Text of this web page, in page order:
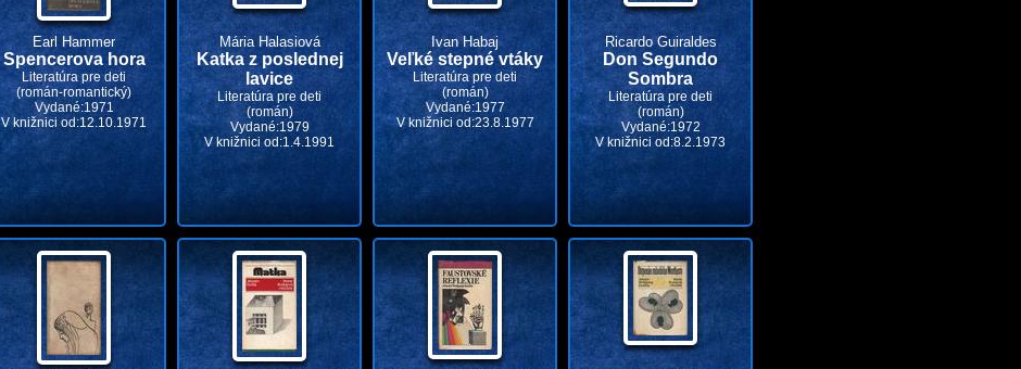
Earl Hammer
Spencerova hora
Literatúra pre deti
(román-romantický)
Vydané:1971
V knižnici od:12.10.1971
Mária Halasiová
Katka z poslednej
lavice
Literatúra pre deti
(román)
Vydané:1979
V knižnici od:1.4.1991
Ivan Habaj
Veľké stepné vtáky
Literatúra pre deti
(román)
Vydané:1977
V knižnici od:23.8.1977
Ricardo Guiraldes
Don Segundo
Sombra
Literatúra pre deti
(román)
Vydané:1972
V knižnici od:8.2.1973